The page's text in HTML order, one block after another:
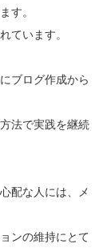
す。
ています。
ブログ作成から
法で実践を継続
配な人には、メ
ンの維持にとて